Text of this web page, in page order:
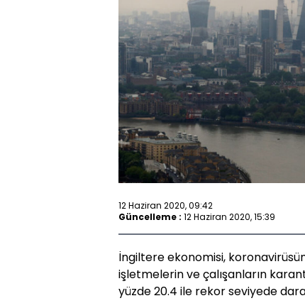
12 Haziran 2020, 09:42
Güncelleme : 12 Haziran 2020, 15:39
İngiltere ekonomisi,
işletmelerin ve çalışanların
yüzde 20.4 ile rekor seviyede